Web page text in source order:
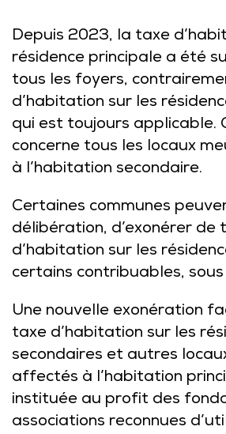
Depuis 2023, la taxe
résidence principale a été
tous les foyers,
d’habitation sur les
qui est toujours applicable.
concerne tous les locaux
à l’habitation secondaire.
Certaines communes
délibération, d’exonérer de
d’habitation sur les
certains contribuables, sous
Une nouvelle exonération
taxe d’habitation sur les
secondaires et autres
affectés à l’habitation
instituée au profit des
associations reconnues